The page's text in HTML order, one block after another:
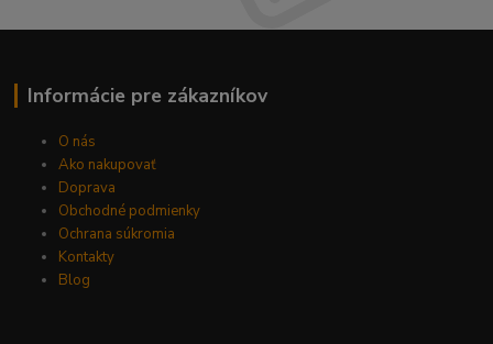
Informácie pre zákazníkov
O nás
Ako nakupovať
Doprava
Obchodné podmienky
Ochrana súkromia
Kontakty
Blog